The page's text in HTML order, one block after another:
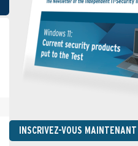
INSCRIVEZ-VOUS MAINTENANT